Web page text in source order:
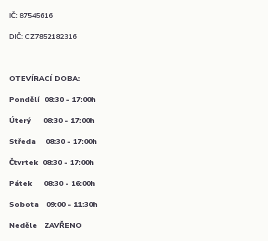
IČ: 87545616
DIČ: CZ7852182316
OTEVÍRACÍ DOBA:
Pondělí 08:30 - 17:00h
Úterý 08:30 - 17:00h
Středa 08:30 - 17:00h
Čtvrtek 08:30 - 17:00h
Pátek 08:30 - 16:00h
Sobota 09:00 - 11:30h
Neděle ZAVŘENO